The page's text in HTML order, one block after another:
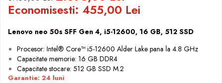
Procesoare
PC All-in-One
Calculatoare All-in-One NOI
All-in-One REFURBISHED
Calculatoare All-in-One RENEW
Economisesti: 455,00 Lei
Lenovo neo 50s SFF Gen 4, i5-12600, 16 GB, 512 SSD
Procesor: Intel® Core™ i5-12600 Alder Lake pana la 4.8 GHz
Capacitate memorie: 16 GB DDR4
Capacitate stocare: 512 GB SSD M.2
Garantie: 24 luni